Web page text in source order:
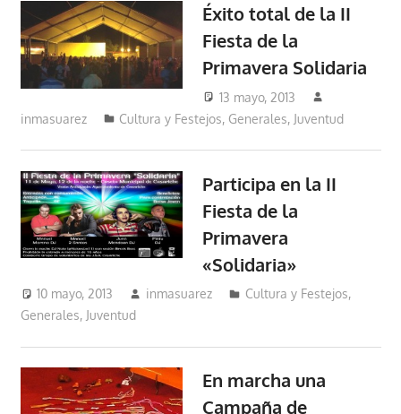
Éxito total de la II
Fiesta de la
Primavera Solidaria
13 mayo, 2013
inmasuarez
Cultura y Festejos, Generales, Juventud
Participa en la II
Fiesta de la
Primavera
«Solidaria»
10 mayo, 2013 inmasuarez Cultura y Festejos,
Generales, Juventud
En marcha una
Campaña de